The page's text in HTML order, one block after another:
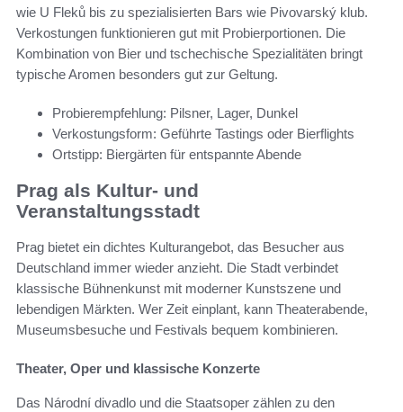
wie U Fleků bis zu spezialisierten Bars wie Pivovarský klub.
Verkostungen funktionieren gut mit Probierportionen. Die
Kombination von Bier und tschechische Spezialitäten bringt
typische Aromen besonders gut zur Geltung.
Probierempfehlung: Pilsner, Lager, Dunkel
Verkostungsform: Geführte Tastings oder Bierflights
Ortstipp: Biergärten für entspannte Abende
Prag als Kultur- und
Veranstaltungsstadt
Prag bietet ein dichtes Kulturangebot, das Besucher aus
Deutschland immer wieder anzieht. Die Stadt verbindet
klassische Bühnenkunst mit moderner Kunstszene und
lebendigen Märkten. Wer Zeit einplant, kann Theaterabende,
Museumsbesuche und Festivals bequem kombinieren.
Theater, Oper und klassische Konzerte
Das Národní divadlo und die Staatsoper zählen zu den